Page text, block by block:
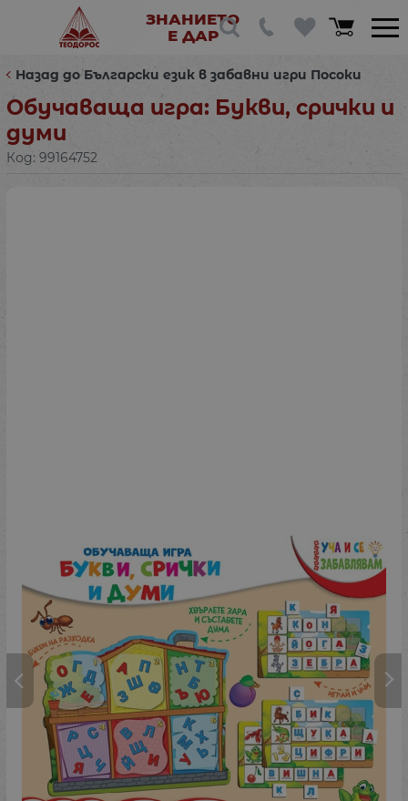
ЗНАНИЕТО
Е ДАР
Назад до Български език в забавни игри Посоки
Обучаваща игра: Букви, срички и
думи
Код: 99164752